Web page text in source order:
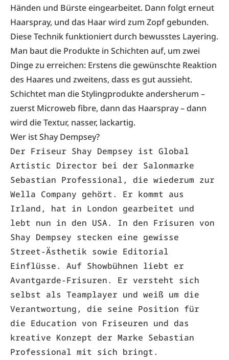
Händen und Bürste eingearbeitet. Dann folgt erneut
Haarspray, und das Haar wird zum Zopf gebunden.
Diese Technik funktioniert durch bewusstes Layering.
Man baut die Produkte in Schichten auf, um zwei
Dinge zu erreichen: Erstens die gewünschte Reaktion
des Haares und zweitens, dass es gut aussieht.
Schichtet man die Stylingprodukte andersherum –
zuerst Microweb fibre, dann das Haarspray – dann
wird die Textur, nasser, lackartig.
Wer ist Shay Dempsey?
Der Friseur Shay Dempsey ist Global
Artistic Director bei der Salonmarke
Wella Company gehört. Er kommt aus
Irland, hat in London gearbeitet und
lebt nun in den USA. In den Frisuren von
Shay Dempsey stecken eine gewisse
Street-Ästhetik sowie Editorial
Einflüsse. Auf Showbühnen liebt er
Avantgarde-Frisuren. Er versteht sich
selbst als Teamplayer und weiß um die
Verantwortung, die seine Position für
die Education von Friseuren und das
kreative Konzept der Marke Sebastian
Professional mit sich bringt.